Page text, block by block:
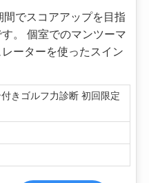
でスコアアップを目指
。 個室でのマンツーマ
ーターを使ったスイン
きゴルフ力診断 初回限定